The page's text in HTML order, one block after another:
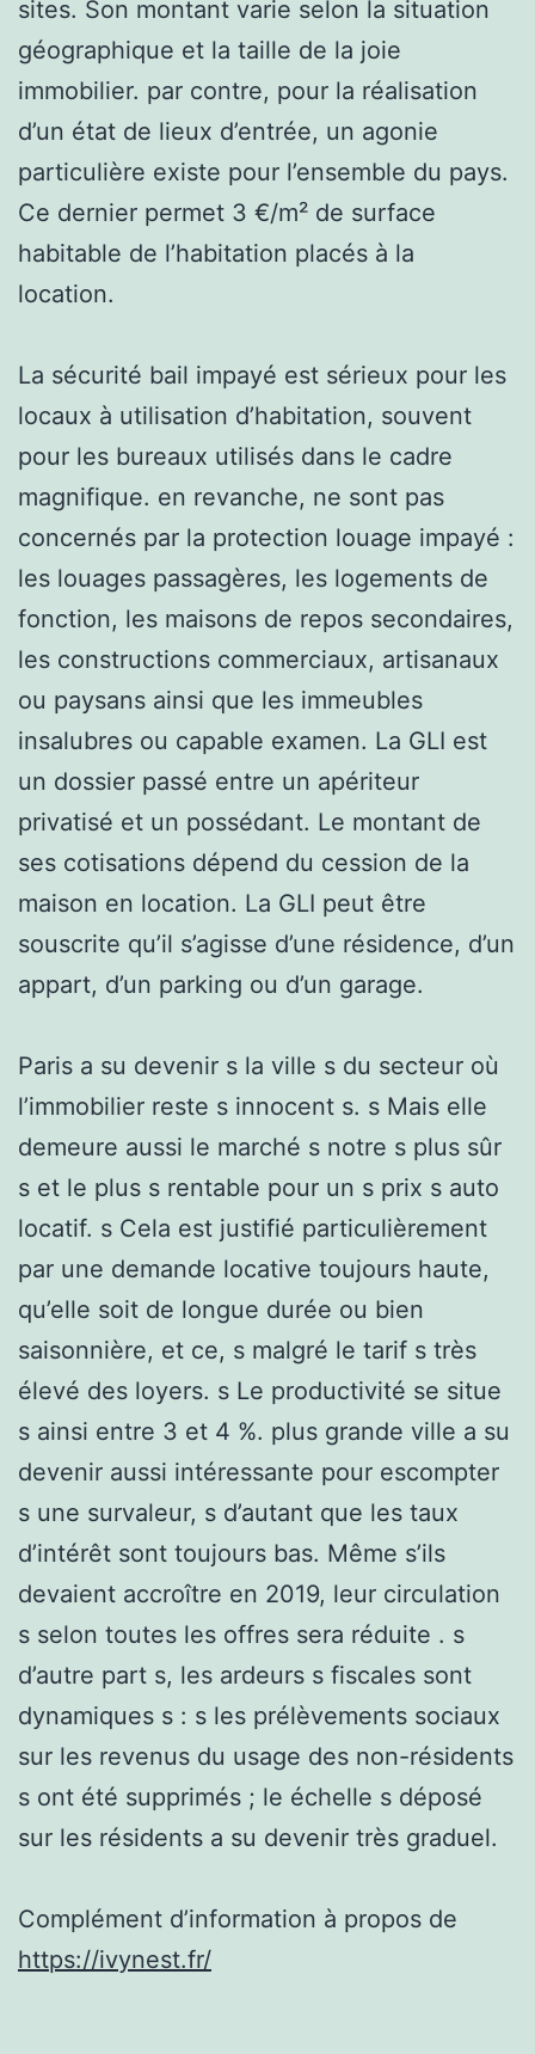
sites. Son montant varie selon la situation
géographique et la taille de la joie
immobilier. par contre, pour la réalisation
d’un état de lieux d’entrée, un agonie
particulière existe pour l’ensemble du pays.
Ce dernier permet 3 €/m² de surface
habitable de l’habitation placés à la
location.
La sécurité bail impayé est sérieux pour les
locaux à utilisation d’habitation, souvent
pour les bureaux utilisés dans le cadre
magnifique. en revanche, ne sont pas
concernés par la protection louage impayé :
les louages passagères, les logements de
fonction, les maisons de repos secondaires,
les constructions commerciaux, artisanaux
ou paysans ainsi que les immeubles
insalubres ou capable examen. La GLI est
un dossier passé entre un apériteur
privatisé et un possédant. Le montant de
ses cotisations dépend du cession de la
maison en location. La GLI peut être
souscrite qu’il s’agisse d’une résidence, d’un
appart, d’un parking ou d’un garage.
Paris a su devenir s la ville s du secteur où
l’immobilier reste s innocent s. s Mais elle
demeure aussi le marché s notre s plus sûr
s et le plus s rentable pour un s prix s auto
locatif. s Cela est justifié particulièrement
par une demande locative toujours haute,
qu’elle soit de longue durée ou bien
saisonnière, et ce, s malgré le tarif s très
élevé des loyers. s Le productivité se situe
s ainsi entre 3 et 4 %. plus grande ville a su
devenir aussi intéressante pour escompter
s une survaleur, s d’autant que les taux
d’intérêt sont toujours bas. Même s’ils
devaient accroître en 2019, leur circulation
s selon toutes les offres sera réduite . s
d’autre part s, les ardeurs s fiscales sont
dynamiques s : s les prélèvements sociaux
sur les revenus du usage des non-résidents
s ont été supprimés ; le échelle s déposé
sur les résidents a su devenir très graduel.
Complément d’information à propos de
https://ivynest.fr/